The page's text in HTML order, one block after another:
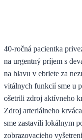
40-ročná pacientka
na urgentný príjem s
na hlavu v ebriete za
vitálnych funkcií sme u
ošetrili zdroj aktívneho
Zdroj arteriálneho
sme zastavili lokálnym
zobrazovacieho